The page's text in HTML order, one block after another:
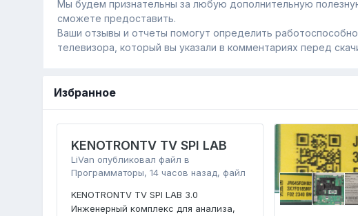
Мы будем признательны за любую дополнительную
сможете предоставить.
Ваши отзывы и отчеты помогут определить
телевизора, который вы указали в комментариях перед
Избранное
KENOTRONTV TV SPI LAB
LiVan опубликовал файл в
Программаторы,14 часов назад, файл
KENOTRONTV TV SPI LAB 3.0
Инженерный комплекс для анализа,